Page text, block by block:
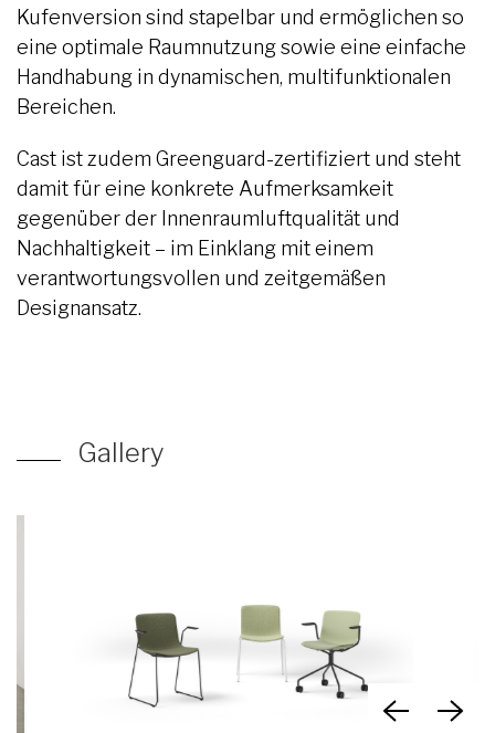
Kufenversion sind stapelbar und ermöglichen so
eine optimale Raumnutzung sowie eine einfache
Handhabung in dynamischen, multifunktionalen
Bereichen.
Cast ist zudem Greenguard-zertifiziert und steht
damit für eine konkrete Aufmerksamkeit
gegenüber der Innenraumluftqualität und
Nachhaltigkeit – im Einklang mit einem
verantwortungsvollen und zeitgemäßen
Designansatz.
Gallery